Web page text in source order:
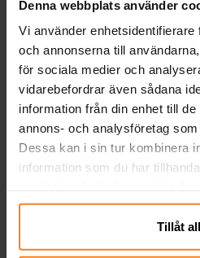
Denna webbplats använder
Vi använder
och annonserna till
för sociala medier och
vidarebefordrar även sådana
information från din enhet till
annons- och analysföretag
Dessa kan i sin tur kombinera
information som du har
närsomhelst ändra ditt
Tillåt
INTEX Gator Play Center